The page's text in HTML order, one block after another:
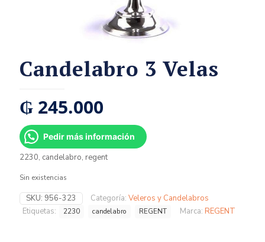
Candelabro 3 Velas
₲ 245.000
Pedir más información
2230, candelabro, regent
Sin existencias
SKU: 956-323 Categoría: Veleros y Candelabros
Etiquetas:
2230 candelabro REGENT Marca: REGENT